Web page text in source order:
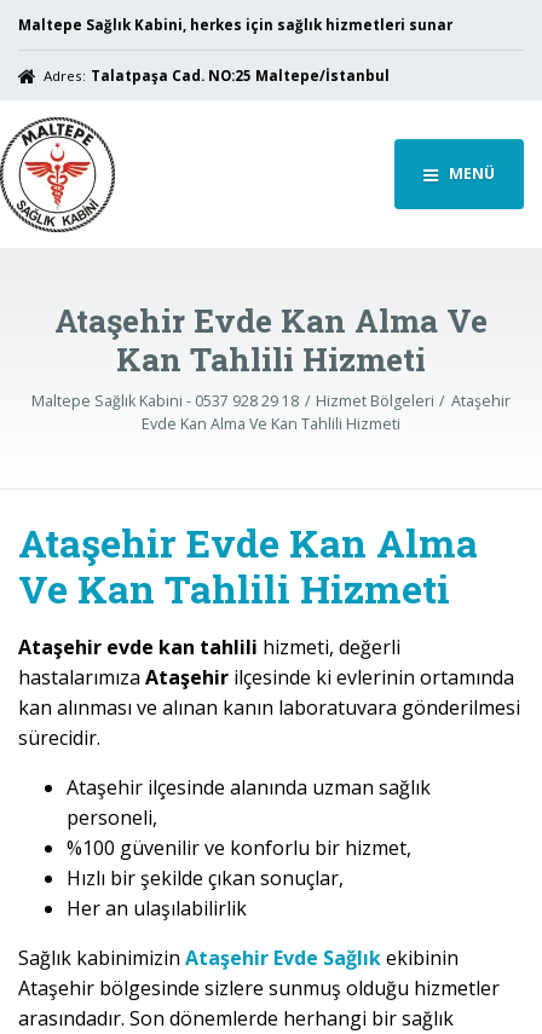
Maltepe Sağlık Kabini, herkes için sağlık hizmetleri sunar
Adres: Talatpaşa Cad. NO:25 Maltepe/İstanbul
MENÜ
Ataşehir Evde Kan Alma Ve
Kan Tahlili Hizmeti
Maltepe Sağlık Kabini - 0537 928 29 18 Hizmet Bölgeleri
Ataşehir
Evde Kan Alma Ve Kan Tahlili Hizmeti
Ataşehir Evde Kan Alma
Ve Kan Tahlili Hizmeti
Ataşehir evde kan tahlili hizmeti, değerli
hastalarımıza Ataşehir ilçesinde ki evlerinin ortamında
kan alınması ve alınan kanın laboratuvara gönderilmesi
sürecidir.
Ataşehir ilçesinde alanında uzman sağlık
personeli,
%100 güvenilir ve konforlu bir hizmet,
Hızlı bir şekilde çıkan sonuçlar,
Her an ulaşılabilirlik
Sağlık kabinimizin Ataşehir Evde Sağlıkekibinin
Ataşehir bölgesinde sizlere sunmuş olduğu hizmetler
arasındadır. Son dönemlerde herhangi bir sağlık